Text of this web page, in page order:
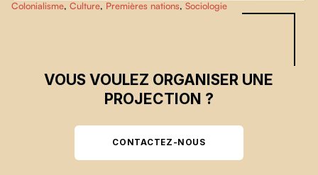
Colonialisme, Culture, Premières nations, Sociologie
VOUS VOULEZ ORGANISER UNE
PROJECTION ?
CONTACTEZ-NOUS